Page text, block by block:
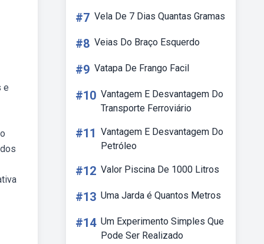
e
#7 Vela De 7 Dias Quantas Gramas
#8 Veias Do Braço Esquerdo
#9 Vatapa De Frango Facil
#10 Vantagem E Desvantagem Do
Transporte Ferroviário
#11 Vantagem E Desvantagem Do
Petróleo
#12 Valor Piscina De 1000 Litros
#13 Uma Jarda é Quantos Metros
#14 Um Experimento Simples Que
Pode Ser Realizado